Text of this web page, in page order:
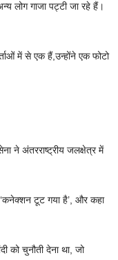
लोग गाजा पट्टी जा रहे हैं।
में से एक हैं,उन्होंने एक फोटो
ने अंतरराष्ट्रीय जलक्षेत्र में
टूट गया है’, और कहा
को चुनौती देना था, जो